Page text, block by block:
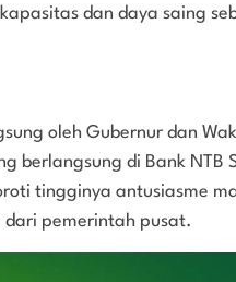
dan daya saing
oleh Gubernur dan
berlangsung di Bank
tingginya antusiasme
dari pemerintah pusat.